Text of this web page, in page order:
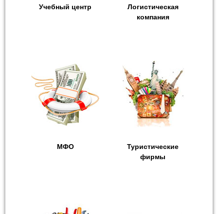
Учебный центр
Логистическая
компания
МФО
Туристические
фирмы